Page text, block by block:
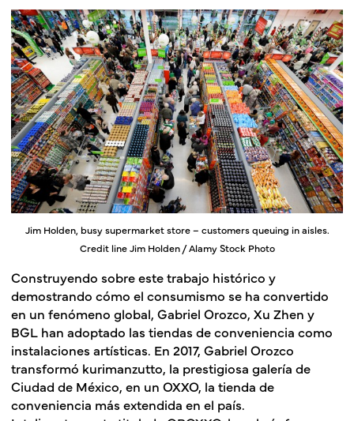
Jim Holden, busy supermarket store – customers queuing in aisles.
Credit line Jim Holden / Alamy Stock Photo
Construyendo sobre este trabajo histórico y
demostrando cómo el consumismo se ha convertido
en un fenómeno global, Gabriel Orozco, Xu Zhen y
BGL han adoptado las tiendas de conveniencia como
instalaciones artísticas. En 2017, Gabriel Orozco
transformó kurimanzutto, la prestigiosa galería de
Ciudad de México, en un OXXO, la tienda de
conveniencia más extendida en el país.